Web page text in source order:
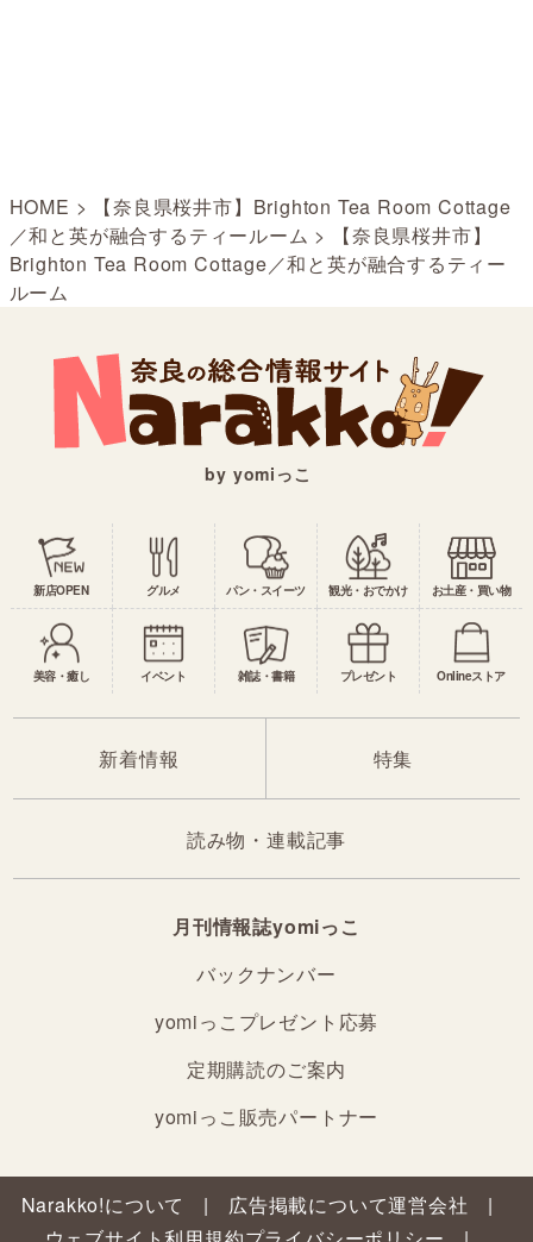
HOME >
【奈良県桜井市】Brighton Tea Room Cottage
／和と英が融合するティールーム >
【奈良県桜井市】
Brighton Tea Room Cottage／和と英が融合するティー
ルーム
by yomiっこ
新店OPEN グルメ パン・スイーツ 観光・おでかけ お土産・買い物
美容・癒し イベント 雑誌・書籍 プレゼント Onlineストア
新着情報 特集
読み物・連載記事
月刊情報誌yomiっこ
バックナンバー
yomiっこプレゼント応募
定期購読のご案内
yomiっこ販売パートナー
Narakko!について 広告掲載について運営会社